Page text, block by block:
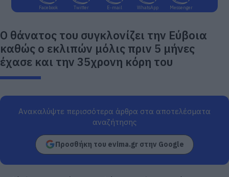
Facebook Twitter E-mail WhatsApp Messenger
Ο θάνατος του συγκλονίζει την Εύβοια
καθώς ο εκλιπών μόλις πριν 5 μήνες
έχασε και την 35χρονη κόρη του
Ανακαλύψτε περισσότερα άρθρα στα αποτελέσματα
αναζήτησης
Προσθήκη του evima.gr στην Google